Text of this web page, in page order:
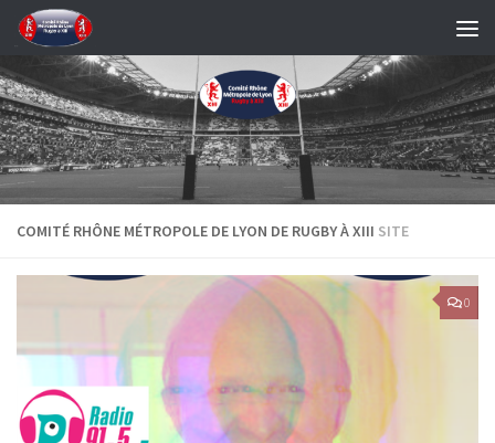
Skip to content
COMITÉ RHÔNE MÉTROPOLE DE LYON DE RUGBY À XIII SITE
0